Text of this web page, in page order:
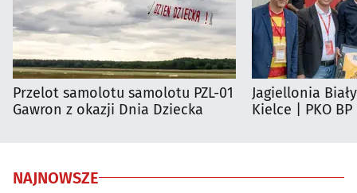
Przelot samolotu samolotu PZL-01
Gawron z okazji Dnia Dziecka
Jagiellonia
Kielce | PKO
NAJNOWSZE